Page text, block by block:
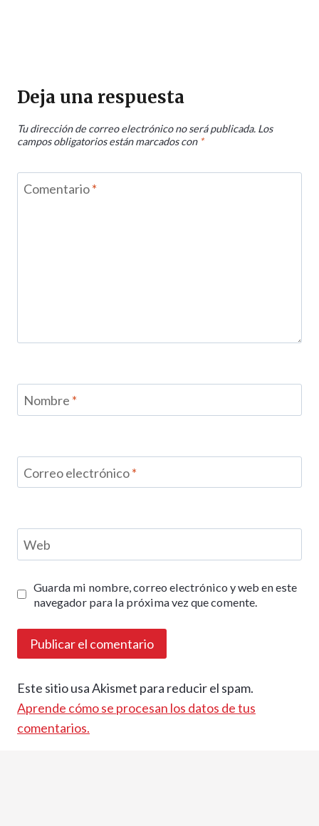
Deja una respuesta
Tu dirección de correo electrónico no será publicada. Los
campos obligatorios están marcados con *
Comentario*
Nombre *
Correo electrónico*
Web
Guarda mi nombre, correo electrónico y web en este
navegador para la próxima vez que comente.
Este sitio usa Akismet para reducir el spam.
Aprende cómo se procesan los datos de tus
comentarios.